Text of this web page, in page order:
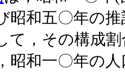
昭和五〇年の
て，その構成
昭和一〇年の